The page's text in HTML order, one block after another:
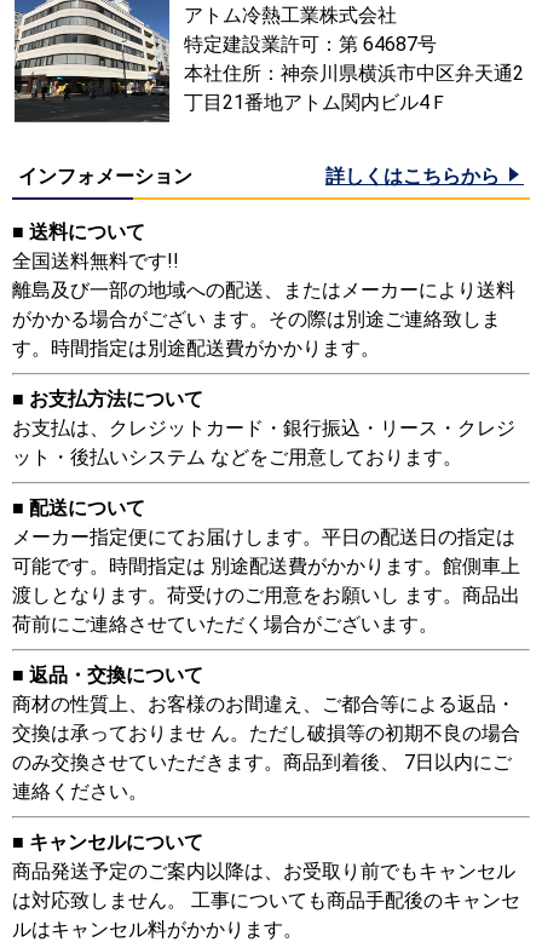
アトム冷熱工業株式会社
特定建設業許可：第 64687号
本社住所：神奈川県横浜市中区弁天通2
丁目21番地アトム関内ビル4Ｆ
インフォメーション 詳しくはこちらから
■ 送料について
全国送料無料です!!
離島及び一部の地域への配送、またはメーカーにより送料
がかかる場合がござい ます。その際は別途ご連絡致しま
す。時間指定は別途配送費がかかります。
■ お支払方法について
お支払は、クレジットカード・銀行振込・リース・クレジ
ット・後払いシステム などをご用意しております。
■ 配送について
メーカー指定便にてお届けします。平日の配送日の指定は
可能です。時間指定は 別途配送費がかかります。館側車上
渡しとなります。荷受けのご用意をお願いし ます。商品出
荷前にご連絡させていただく場合がございます。
■ 返品・交換について
商材の性質上、お客様のお間違え、ご都合等による返品・
交換は承っておりませ ん。ただし破損等の初期不良の場合
のみ交換させていただきます。商品到着後、 7日以内にご
連絡ください。
■ キャンセルについて
商品発送予定のご案内以降は、お受取り前でもキャンセル
は対応致しません。 工事についても商品手配後のキャンセ
ルはキャンセル料がかかります。